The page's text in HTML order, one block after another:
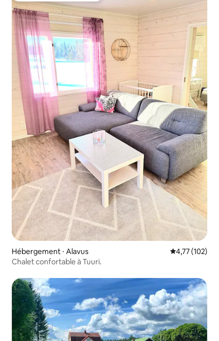
Hébergement ⋅ Alavus Évaluation
4,77 (102)
Chalet confortable à Tuuri.